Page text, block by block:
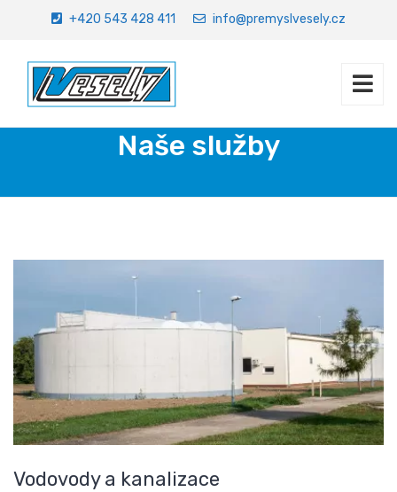
+420 543 428 411 info@premyslvesely.cz
Naše služby
Vodovody a kanalizace